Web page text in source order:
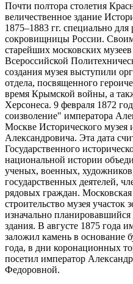
Почти полтора столетия
величественное здание
1875–1883 гг. специально
сокровищницы России.
старейших московских
Всероссийской
создания музея выступили
отдела, посвященного
время Крымской войны, а
Херсонеса. 9 февраля 1872
соизволение" императора
Москве Исторического музея
Александровича. Эта дата
Государственного
национальной истории
ученых, военных,
государственных деятелей,
рядовых граждан.
строительство музея
изначально
здания. В августе 1875 года
заложил камень в основание
года, в дни коронационных
посетил император
Федоровной.